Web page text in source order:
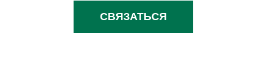
СВЯЗАТЬСЯ